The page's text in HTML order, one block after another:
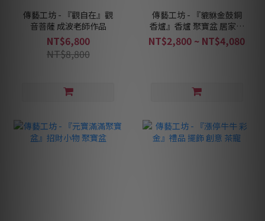
傳藝工坊 - 『觀自在』觀
音菩薩 成波老師作品
NT$6,800
NT$8,800
傳藝工坊 - 『貔貅金鼓銅
香爐』香爐 聚寶盆 居家擺
設 香道茶席精品
NT$2,800 ~ NT$4,080